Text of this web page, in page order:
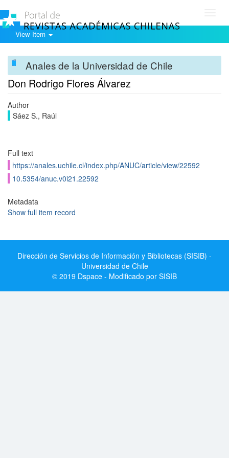
View Item
Anales de la Universidad de Chile
Don Rodrigo Flores Álvarez
Author
Sáez S., Raúl
Full text
https://anales.uchile.cl/index.php/ANUC/article/view/22592
10.5354/anuc.v0i21.22592
Metadata
Show full item record
Dirección de Servicios de Información y Bibliotecas (SISIB) -
Universidad de Chile
© 2019 Dspace - Modificado por SISIB